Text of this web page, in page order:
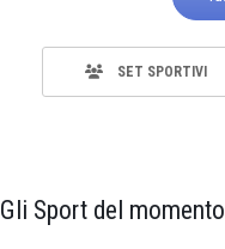
SET SPORTIVI
Gli Sport del momento